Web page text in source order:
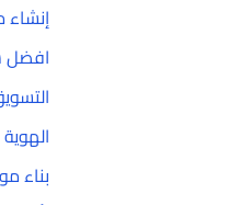
إنشاء
افضل
بناء